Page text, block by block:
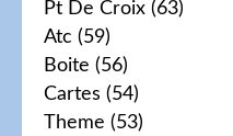
Pt De Croix (63)
Atc (59)
Boite (56)
Cartes (54)
Theme (53)